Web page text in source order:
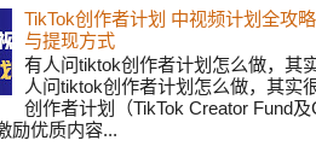
TikTok创作者计划 中视频计划全攻
与提现方式
有人问tiktok创作者计划怎么做，其
人问tiktok创作者计划怎么做，其实
创作者计划（TikTok Creator Fund
励优质内容...